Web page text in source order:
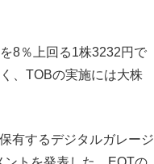
8％上回る1株3232円で
、TOBの実施には大株
有するデジタルガレージ